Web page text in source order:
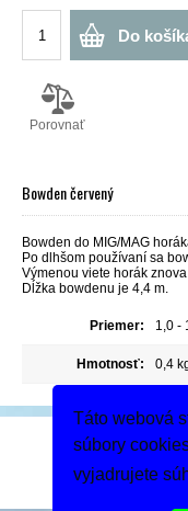
Táto webová
súbory
vyjadrujete
Do
Porovnať
Bowden červený
Bowden do MIG/MAG
Po dlhšom používaní sa
Výmenou viete horák
Dĺžka bowdenu je 4,4 m.
Priemer: 1,0 -
Hmotnosť: 0,4